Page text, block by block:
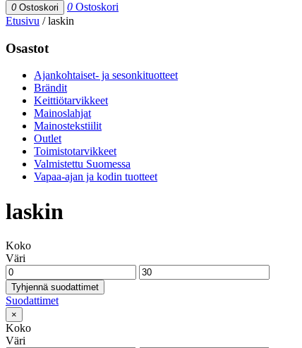
0 Ostoskori 0 Ostoskori
Etusivu /laskin
Osastot
Ajankohtaiset- ja sesonkituotteet
Brändit
Keittiötarvikkeet
Mainoslahjat
Mainostekstiilit
Outlet
Toimistotarvikkeet
Valmistettu Suomessa
Vapaa-ajan ja kodin tuotteet
laskin
Koko
Väri
Tyhjennä suodattimet
Suodattimet
×
Koko
Väri